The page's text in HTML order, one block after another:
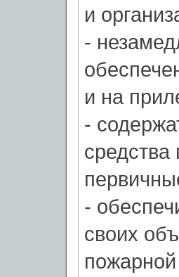
и
-
и на
-
-
своих